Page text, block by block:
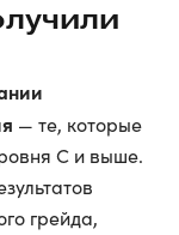
— те, которые
С и выше.
грейда,